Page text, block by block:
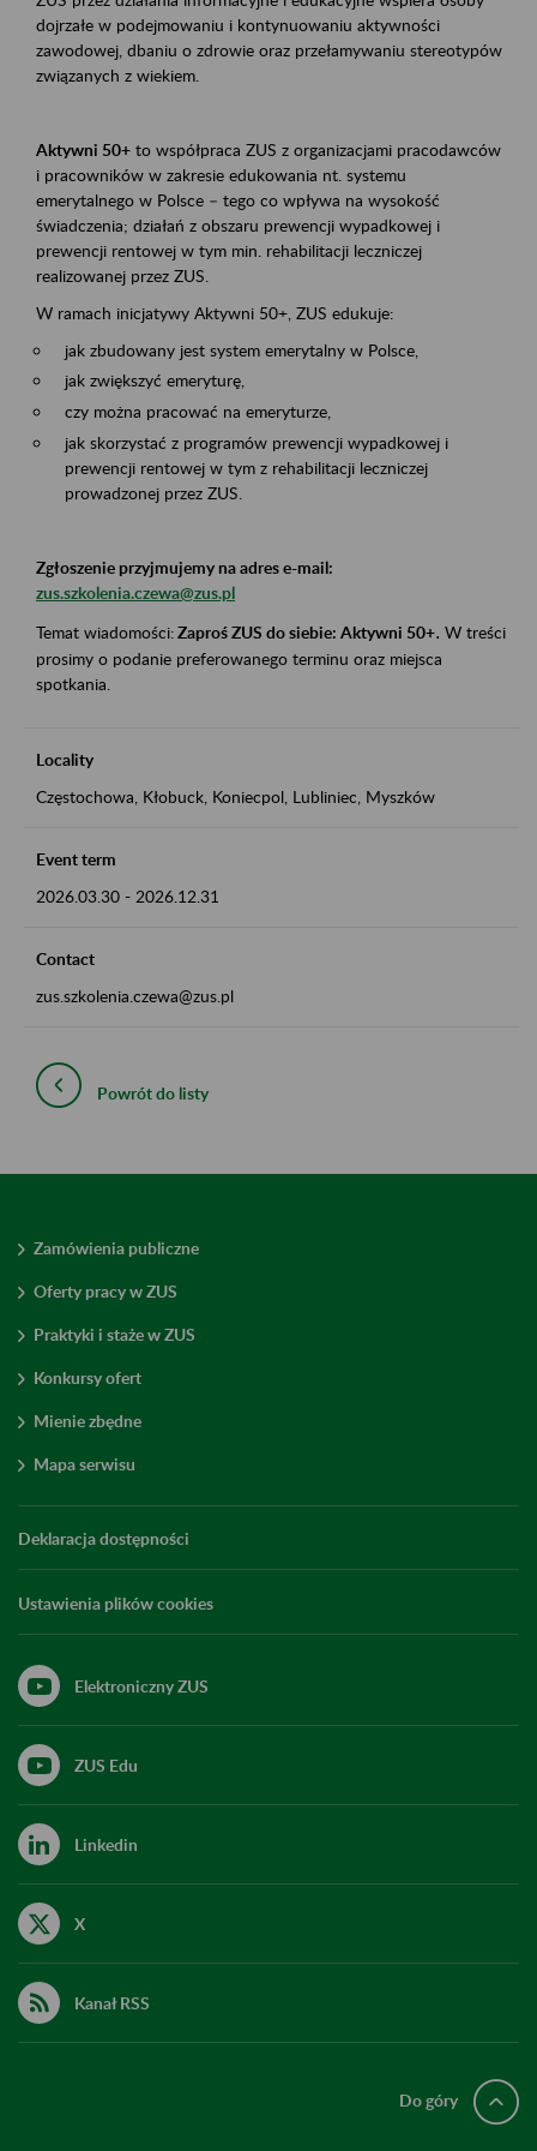
dojrzałe w podejmowaniu i kontynuowaniu aktywności
zawodowej, dbaniu o zdrowie oraz przełamywaniu stereotypów
związanych z wiekiem.
Aktywni 50+ to współpraca ZUS z organizacjami pracodawców
i pracowników w zakresie edukowania nt. systemu
emerytalnego w Polsce – tego co wpływa na wysokość
świadczenia; działań z obszaru prewencji wypadkowej i
prewencji rentowej w tym min. rehabilitacji leczniczej
realizowanej przez ZUS.
W ramach inicjatywy Aktywni 50+, ZUS edukuje:
jak zbudowany jest system emerytalny w Polsce,
jak zwiększyć emeryturę,
czy można pracować na emeryturze,
jak skorzystać z programów prewencji wypadkowej i
prewencji rentowej w tym z rehabilitacji leczniczej
prowadzonej przez ZUS.
Zgłoszenie przyjmujemy na adres e-mail:
zus.szkolenia.czewa@zus.pl
Temat wiadomości:Zaproś ZUS do siebie: Aktywni 50+. W treści
prosimy o podanie preferowanego terminu oraz miejsca
spotkania.
Locality
Częstochowa, Kłobuck, Koniecpol, Lubliniec, Myszków
Event term
2026.03.30 - 2026.12.31
Contact
zus.szkolenia.czewa@zus.pl
Powrót do listy
Zamówienia publiczne
Oferty pracy w ZUS
Praktyki i staże w ZUS
Konkursy ofert
Mienie zbędne
Mapa serwisu
Deklaracja dostępności
Ustawienia plików cookies
Elektroniczny ZUS
ZUS Edu
Linkedin
X
Kanał RSS
Do góry